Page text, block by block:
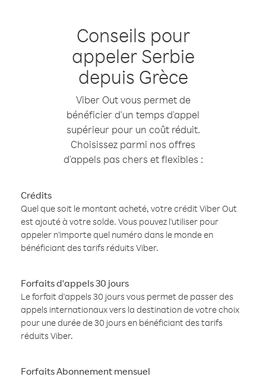
Conseils pour
appeler Serbie
depuis Grèce
Viber Out vous permet de
bénéficier d'un temps d'appel
supérieur pour un coût réduit.
Choisissez parmi nos offres
d'appels pas chers et flexibles :
Crédits
Quel que soit le montant acheté, votre crédit Viber Out
est ajouté à votre solde. Vous pouvez l'utiliser pour
appeler n'importe quel numéro dans le monde en
bénéficiant des tarifs réduits Viber.
Forfaits d'appels 30 jours
Le forfait d'appels 30 jours vous permet de passer des
appels internationaux vers la destination de votre choix
pour une durée de 30 jours en bénéficiant des tarifs
réduits Viber.
Forfaits Abonnement mensuel